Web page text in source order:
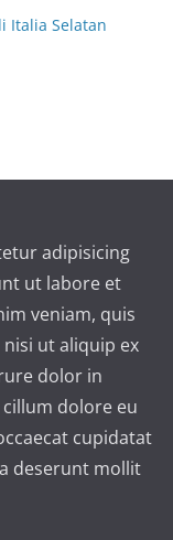
Italia Selatan
adipisicing
ut labore et
veniam, quis
ut aliquip ex
dolor in
dolore eu
cupidatat
deserunt mollit